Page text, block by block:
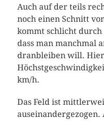
Auch auf der teils
noch einen Schnitt
kommt schlicht
dass man manchmal
dranbleiben will.
km/h.
Das Feld ist